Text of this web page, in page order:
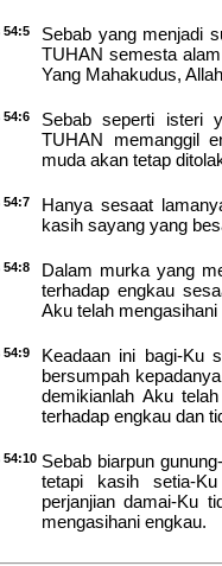
54:5
Sebab yang menjadi
TUHAN semesta
Yang Mahakudus,
54:6
Sebab seperti isteri
TUHAN memanggil
muda akan tetap
54:7
Hanya sesaat
kasih sayang yang
54:8
Dalam murka yang
terhadap engkau
Aku telah
54:9
Keadaan ini bagi-Ku
bersumpah
demikianlah Aku
terhadap engkau dan
54:10 Sebab biarpun
tetapi kasih setia-
perjanjian damai-Ku
mengasihani engkau.